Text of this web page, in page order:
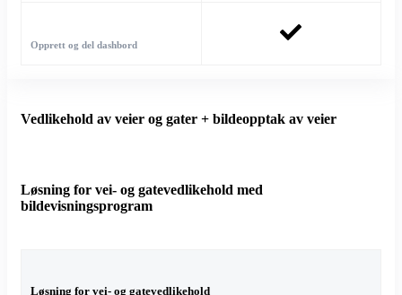
Opprett og del dashbord
Vedlikehold av veier og gater + bildeopptak av veier
Løsning for vei- og gatevedlikehold med
bildevisningsprogram
Løsning for vei- og gatevedlikehold